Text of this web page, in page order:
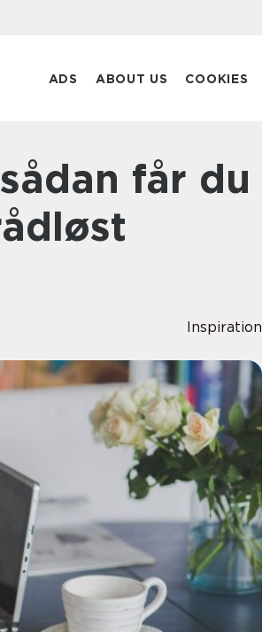
ADS ABOUT US COOKIES
Inspiration